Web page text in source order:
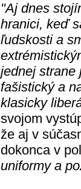
"Aj dnes
hranici, keď
ľudskosti a
jednej strane
fašistický a
klasicky
svojom
že aj v
dokonca v
uniformy a